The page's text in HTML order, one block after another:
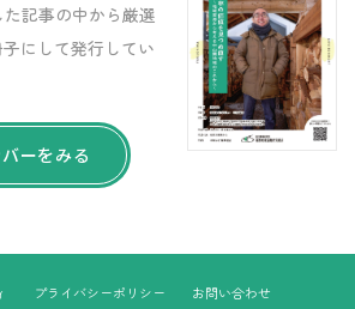
記事の中から厳選
にして発行してい
ーをみる
プライバシーポリシー お問い合わせ